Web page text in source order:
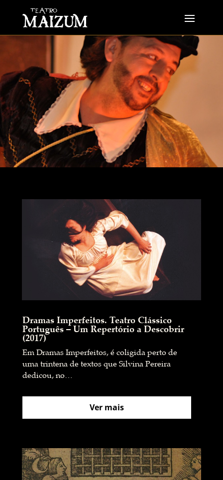
Dramas Imperfeitos. Teatro Clássico
Português – Um Repertório a Descobrir
(2017)
Em Dramas Imperfeitos, é coligida perto de
uma trintena de textos que Silvina Pereira
dedicou, no…
Ver mais